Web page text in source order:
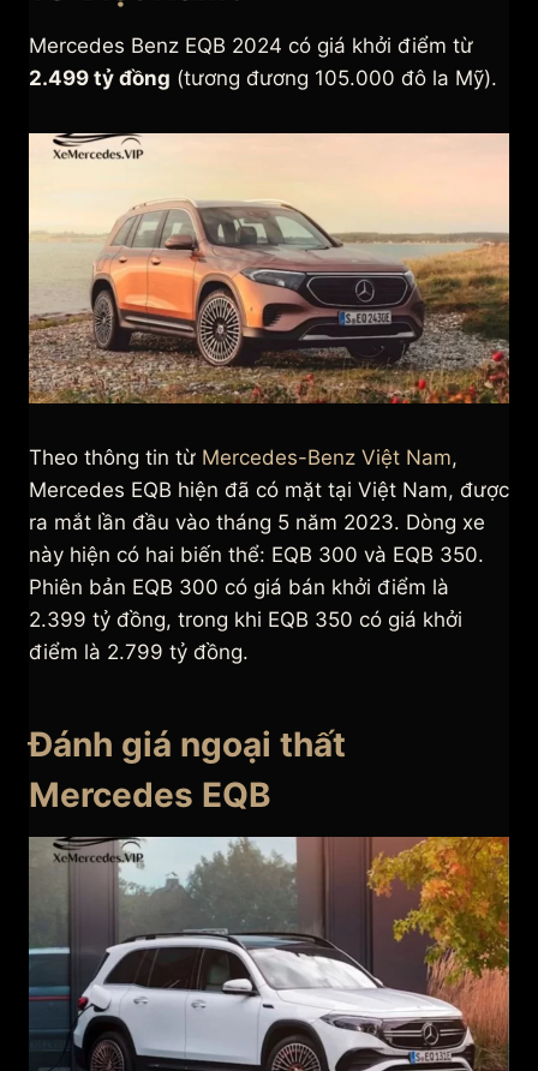
Mercedes Benz EQB 2024 có giá khởi điểm từ
2.499 tỷ đồng (tương đương 105.000 đô la Mỹ).
Theo thông tin từ Mercedes-Benz Việt Nam,
Mercedes EQB hiện đã có mặt tại Việt Nam, được
ra mắt lần đầu vào tháng 5 năm 2023. Dòng xe
này hiện có hai biến thể: EQB 300 và EQB 350.
Phiên bản EQB 300 có giá bán khởi điểm là
2.399 tỷ đồng, trong khi EQB 350 có giá khởi
điểm là 2.799 tỷ đồng.
Đánh giá ngoại thất
Mercedes EQB